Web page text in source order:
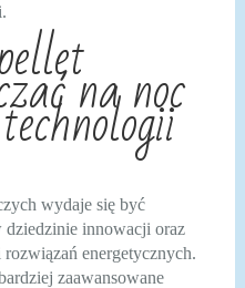
na noc
wydaje się być
dziedzinie innowacji oraz
energetycznych.
zaawansowane